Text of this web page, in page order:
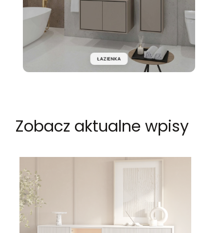
ŁAZIENKA
Zobacz aktualne wpisy